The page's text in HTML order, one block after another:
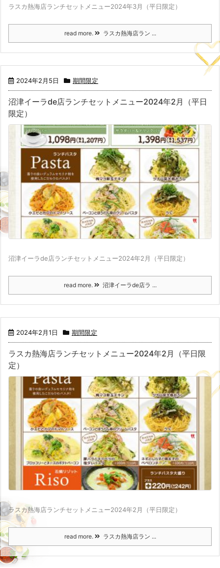
ラスカ熱海店ランチセットメニュー2024年3月（平日限定）
read more. ラスカ熱海店ラン ...
2024年2月5日 期間限定
沼津イーラde店ランチセットメニュー2024年2月（平日
限定）
沼津イーラde店ランチセットメニュー2024年2月（平日限定）
read more. 沼津イーラde店ラ ...
2024年2月1日 期間限定
ラスカ熱海店ランチセットメニュー2024年2月（平日限
定）
ラスカ熱海店ランチセットメニュー2024年2月（平日限定）
read more. ラスカ熱海店ラン ...